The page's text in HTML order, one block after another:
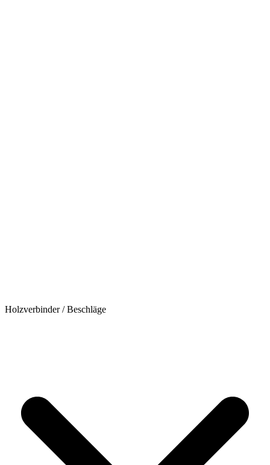
Holzverbinder / Beschläge